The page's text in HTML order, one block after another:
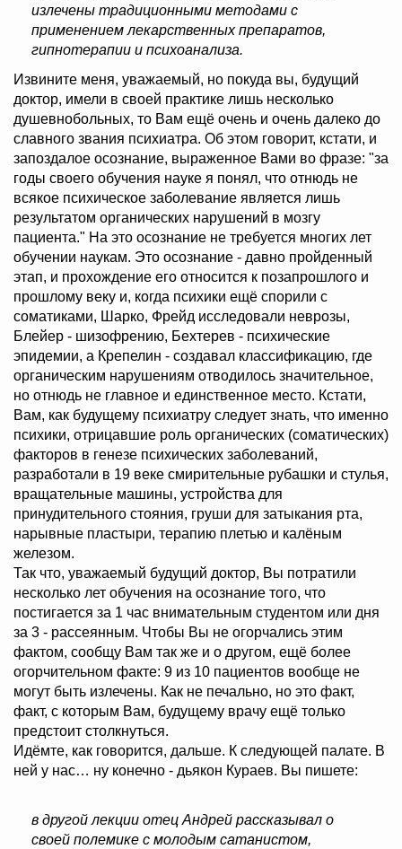
излечены традиционными методами с
применением лекарственных препаратов,
гипнотерапии и психоанализа.
Извините меня, уважаемый, но покуда вы, будущий
доктор, имели в своей практике лишь несколько
душевнобольных, то Вам ещё очень и очень далеко до
славного звания психиатра. Об этом говорит, кстати, и
запоздалое осознание, выраженное Вами во фразе: "за
годы своего обучения науке я понял, что отнюдь не
всякое психическое заболевание является лишь
результатом органических нарушений в мозгу
пациента." На это осознание не требуется многих лет
обучении наукам. Это осознание - давно пройденный
этап, и прохождение его относится к позапрошлого и
прошлому веку и, когда психики ещё спорили с
соматиками, Шарко, Фрейд исследовали неврозы,
Блейер - шизофрению, Бехтерев - психические
эпидемии, а Крепелин - создавал классификацию, где
органическим нарушениям отводилось значительное,
но отнюдь не главное и единственное место. Кстати,
Вам, как будущему психиатру следует знать, что именно
психики, отрицавшие роль органических (соматических)
факторов в генезе психических заболеваний,
разработали в 19 веке смирительные рубашки и стулья,
вращательные машины, устройства для
принудительного стояния, груши для затыкания рта,
нарывные пластыри, терапию плетью и калёным
железом.
Так что, уважаемый будущий доктор, Вы потратили
несколько лет обучения на осознание того, что
постигается за 1 час внимательным студентом или дня
за 3 - рассеянным. Чтобы Вы не огорчались этим
фактом, сообщу Вам так же и о другом, ещё более
огорчительном факте: 9 из 10 пациентов вообще не
могут быть излечены. Как не печально, но это факт,
факт, с которым Вам, будущему врачу ещё только
предстоит столкнуться.
Идёмте, как говорится, дальше. К следующей палате. В
ней у нас… ну конечно - дьякон Кураев. Вы пишете:
в другой лекции отец Андрей рассказывал о
своей полемике с молодым сатанистом,